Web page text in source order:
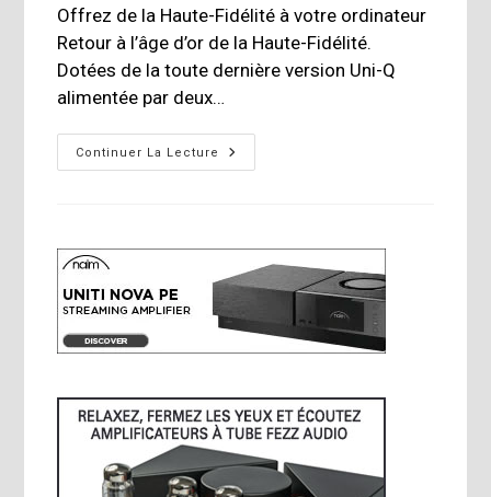
Offrez de la Haute-Fidélité à votre ordinateur
Retour à l’âge d’or de la Haute-Fidélité.
Dotées de la toute dernière version Uni-Q
alimentée par deux…
Continuer La Lecture
Kef
Introduit